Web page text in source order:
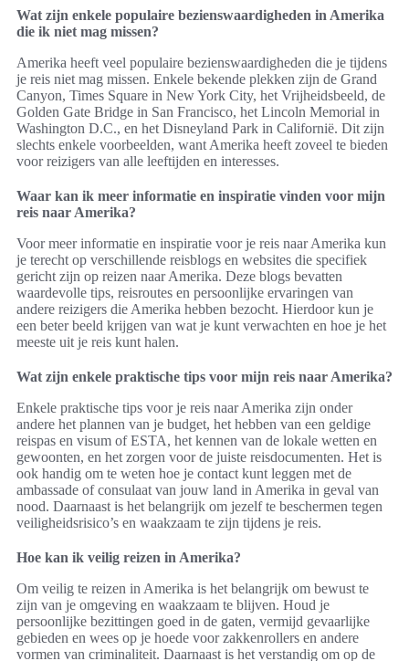
Wat zijn enkele populaire bezienswaardigheden in Amerika
die ik niet mag missen?
Amerika heeft veel populaire bezienswaardigheden die je tijdens
je reis niet mag missen. Enkele bekende plekken zijn de Grand
Canyon, Times Square in New York City, het Vrijheidsbeeld, de
Golden Gate Bridge in San Francisco, het Lincoln Memorial in
Washington D.C., en het Disneyland Park in Californië. Dit zijn
slechts enkele voorbeelden, want Amerika heeft zoveel te bieden
voor reizigers van alle leeftijden en interesses.
Waar kan ik meer informatie en inspiratie vinden voor mijn
reis naar Amerika?
Voor meer informatie en inspiratie voor je reis naar Amerika kun
je terecht op verschillende reisblogs en websites die specifiek
gericht zijn op reizen naar Amerika. Deze blogs bevatten
waardevolle tips, reisroutes en persoonlijke ervaringen van
andere reizigers die Amerika hebben bezocht. Hierdoor kun je
een beter beeld krijgen van wat je kunt verwachten en hoe je het
meeste uit je reis kunt halen.
Wat zijn enkele praktische tips voor mijn reis naar Amerika?
Enkele praktische tips voor je reis naar Amerika zijn onder
andere het plannen van je budget, het hebben van een geldige
reispas en visum of ESTA, het kennen van de lokale wetten en
gewoonten, en het zorgen voor de juiste reisdocumenten. Het is
ook handig om te weten hoe je contact kunt leggen met de
ambassade of consulaat van jouw land in Amerika in geval van
nood. Daarnaast is het belangrijk om jezelf te beschermen tegen
veiligheidsrisico’s en waakzaam te zijn tijdens je reis.
Hoe kan ik veilig reizen in Amerika?
Om veilig te reizen in Amerika is het belangrijk om bewust te
zijn van je omgeving en waakzaam te blijven. Houd je
persoonlijke bezittingen goed in de gaten, vermijd gevaarlijke
gebieden en wees op je hoede voor zakkenrollers en andere
vormen van criminaliteit. Daarnaast is het verstandig om op de